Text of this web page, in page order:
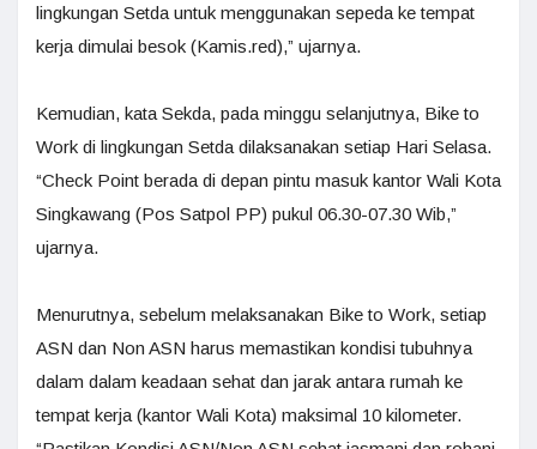
lingkungan Setda untuk menggunakan sepeda ke tempat
kerja dimulai besok (Kamis.red),” ujarnya.
Kemudian, kata Sekda, pada minggu selanjutnya, Bike to
Work di lingkungan Setda dilaksanakan setiap Hari Selasa.
“Check Point berada di depan pintu masuk kantor Wali Kota
Singkawang (Pos Satpol PP) pukul 06.30-07.30 Wib,”
ujarnya.
Menurutnya, sebelum melaksanakan Bike to Work, setiap
ASN dan Non ASN harus memastikan kondisi tubuhnya
dalam dalam keadaan sehat dan jarak antara rumah ke
tempat kerja (kantor Wali Kota) maksimal 10 kilometer.